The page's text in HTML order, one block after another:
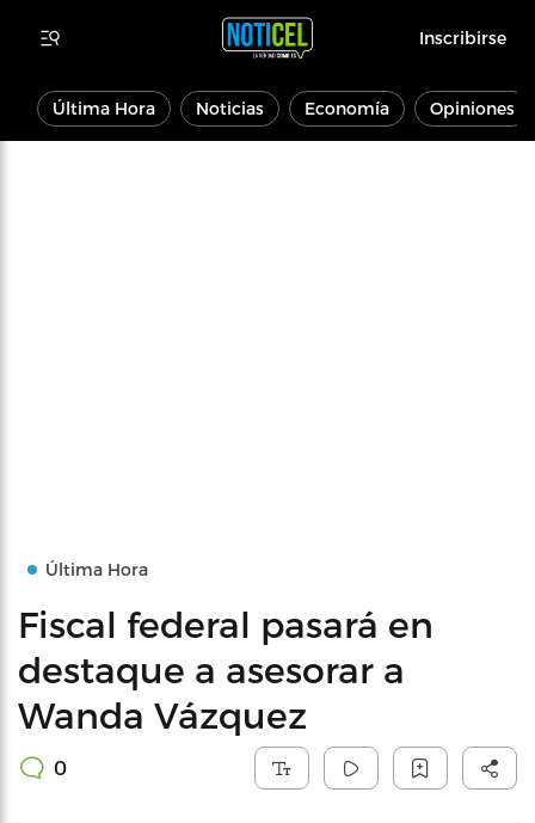
Inscribirse
Última Hora Noticias Economía Opiniones
Última Hora
Fiscal federal pasará en
destaque a asesorar a
Wanda Vázquez
0